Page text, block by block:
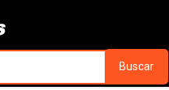
principal
Buscar